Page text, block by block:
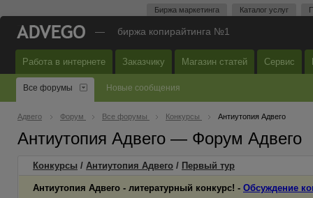
Биржа маркетинга Каталог услуг
— биржа копирайтинга №1
Работа в интернете Заказчику Магазин статей Сервис
Все форумы Новые сообщения
Адвего Форум Все форумы Конкурсы Антиутопия Адвего
Антиутопия Адвего — Форум Адвего
Конкурсы / Антиутопия Адвего / Первый тур
Антиутопия Адвего - литературный конкурс! - Обсуждение